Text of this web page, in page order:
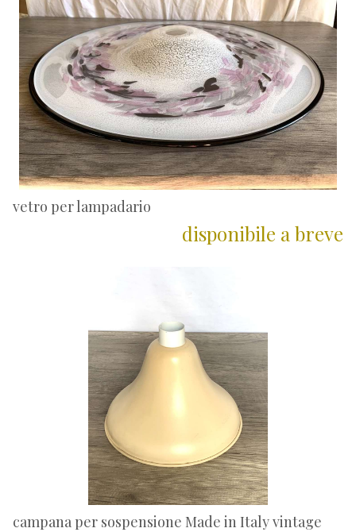
vetro per lampadario
disponibile a breve
campana per sospensione Made in Italy vintage